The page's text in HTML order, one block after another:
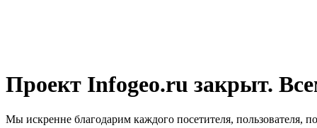
Проект Infogeo.ru закрыт.
Мы искренне благодарим каждого посетителя, пользователя,